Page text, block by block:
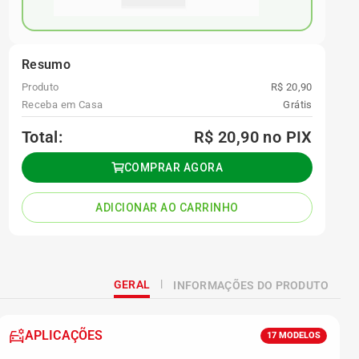
Resumo
Produto
R$ 20,90
Receba em Casa
Grátis
Total: R$ 20,90 no PIX
COMPRAR AGORA
ADICIONAR AO CARRINHO
GERAL INFORMAÇÕES DO PRODUTO
APLICAÇÕES 17 MODELOS